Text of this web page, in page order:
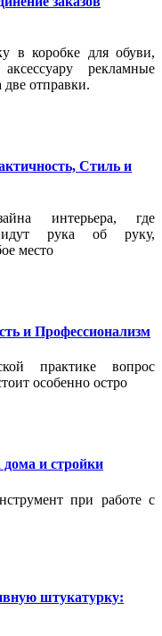
в коробке для обуви,
рекламные
две отправки.
Стиль и
интерьера, где
идут рука об руку,
место
и Профессионализм
практике вопрос
особенно остро
и стройки
при работе с
штукатурку: